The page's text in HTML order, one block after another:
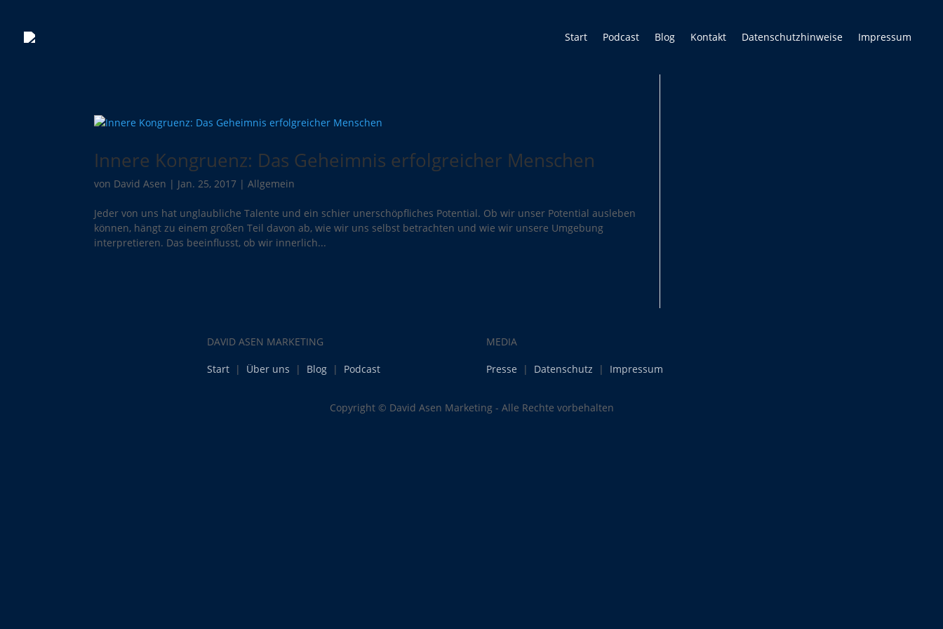
Start Podcast Blog Kontakt Datenschutzhinweise Impressum
Innere Kongruenz: Das Geheimnis erfolgreicher Menschen
von David Asen | Jan. 25, 2017 |Allgemein
Jeder von uns hat unglaubliche Talente und ein schier unerschöpfliches Potential. Ob wir unser Potential ausleben
können, hängt zu einem großen Teil davon ab, wie wir uns selbst betrachten und wie wir unsere Umgebung
interpretieren. Das beeinflusst, ob wir innerlich...
DAVID ASEN MARKETING
Start| Über uns | Blog| Podcast
MEDIA
Presse | Datenschutz | Impressum
Copyright © David Asen Marketing - Alle Rechte vorbehalten